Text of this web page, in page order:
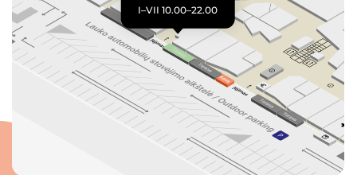
I–VII 10.00–22.00